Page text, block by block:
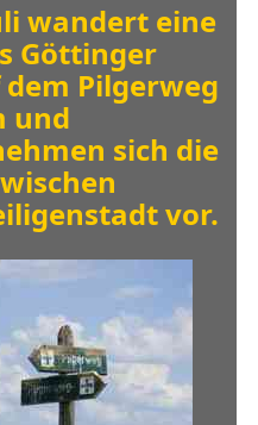
wandert eine
Göttinger
Pilgerweg
und
sich die
vor.